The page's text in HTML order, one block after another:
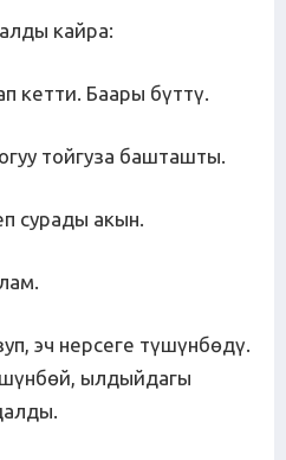
кайра:
кетти. Баары бүттү.
тойгуза башташты.
сурады акын.
эч нерсеге түшүнбөдү.
ылдыйдагы